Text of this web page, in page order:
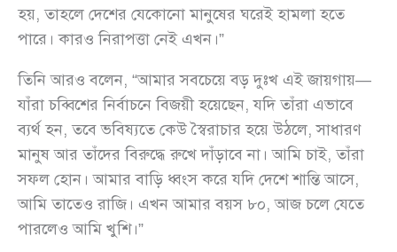
হয়, তাহলে দেশের যেকোনো মানুষের ঘরেই হামলা হতে
পারে। কারও নিরাপত্তা নেই এখন।”
তিনি আরও বলেন, “আমার সবচেয়ে বড় দুঃখ এই জায়গায়—
যাঁরা চব্বিশের নির্বাচনে বিজয়ী হয়েছেন, যদি তাঁরা এভাবে
ব্যর্থ হন, তবে ভবিষ্যতে কেউ স্বৈরাচার হয়ে উঠলে, সাধারণ
মানুষ আর তাঁদের বিরুদ্ধে রুখে দাঁড়াবে না। আমি চাই, তাঁরা
সফল হোন। আমার বাড়ি ধ্বংস করে যদি দেশে শান্তি আসে,
আমি তাতেও রাজি। এখন আমার বয়স ৮০, আজ চলে যেতে
পারলেও আমি খুশি।”